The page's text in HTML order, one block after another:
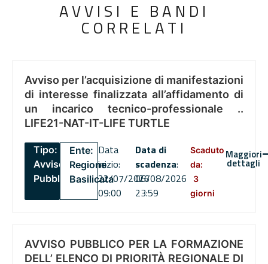
AVVISI E BANDI
CORRELATI
Avviso per l’acquisizione di manifestazioni
di interesse finalizzata all’affidamento di
un incarico tecnico-professionale ..
LIFE21-NAT-IT-LIFE TURTLE
Tipo:
Avviso
Pubblico
Ente:
Regione
Basilicata
Data
inizio:
22/07/2026
09:00
Data di
scadenza:
06/08/2026
23:59
Scaduto
da:
3
giorni
Maggiori
dettagli
AVVISO PUBBLICO PER LA FORMAZIONE
DELL’ ELENCO DI PRIORITÀ REGIONALE DI